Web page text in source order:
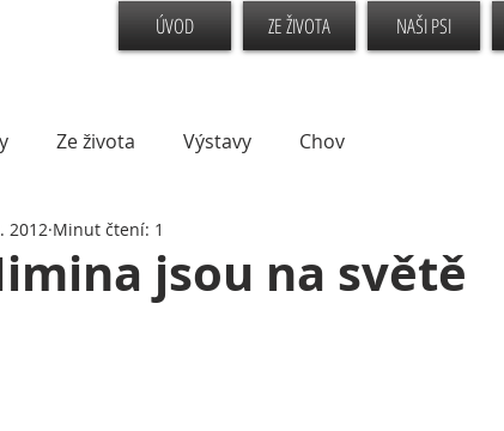
ÚVOD ZE ŽIVOTA NAŠI PSI
Ze života Výstavy Chov
jsou na světě
2012 Minut čtení: 1